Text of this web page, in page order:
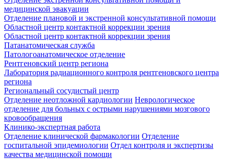
медицинской эвакуации
Отделение плановой и экстренной консультативной помощи
Областной центр контактной коррекции зрения
Областной центр контактной коррекции зрения
Патанатомическая служба
Патологоанатомическое отделение
Рентгеновский центр региона
Лаборатория радиационного контроля рентгеновского центра
региона
Региональный сосудистый центр
Отделение неотложной кардиологии Неврологическое
отделение для больных с острыми нарушениями мозгового
кровообращения
Клинико-экспертная работа
Отделение клинической фармакологии Отделение
госпитальной эпидемиологии Отдел контроля и экспертизы
качества медицинской помощи